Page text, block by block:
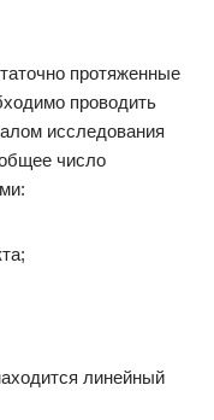
протяженные
проводить
исследования
число
линейный